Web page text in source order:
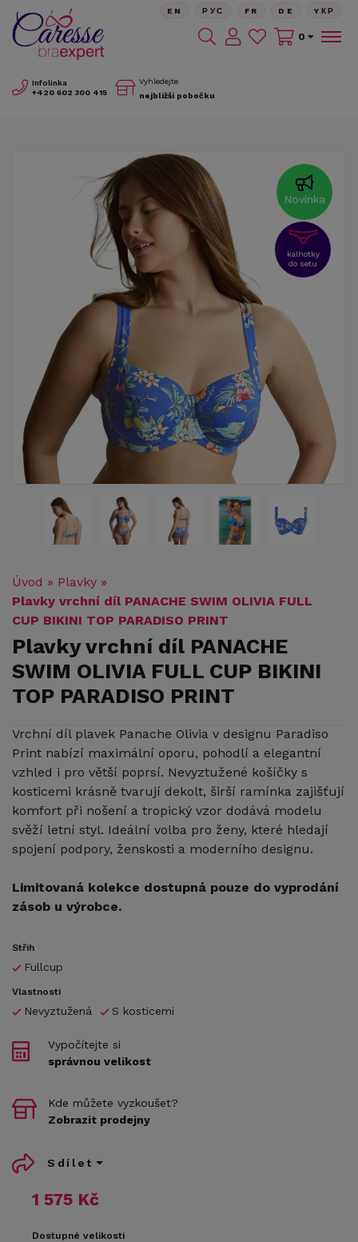
Infolinka
+420 602 300 415
Vyhledejte
nejbližší pobočku
EN РУС FR DE YКР
0
Novinka
kalhotky
do setu
Úvod » Plavky »
Plavky vrchní díl PANACHE SWIM OLIVIA FULL
CUP BIKINI TOP PARADISO PRINT
Plavky vrchní díl PANACHE
SWIM OLIVIA FULL CUP BIKINI
TOP PARADISO PRINT
Vrchní díl plavek Panache Olivia v designu Paradiso
Print nabízí maximální oporu, pohodlí a elegantní
vzhled i pro větší poprsí. Nevyztužené košíčky s
kosticemi krásně tvarují dekolt, širší ramínka zajišťují
komfort při nošení a tropický vzor dodává modelu
svěží letní styl. Ideální volba pro ženy, které hledají
spojení podpory, ženskosti a moderního designu.
Limitovaná kolekce dostupná pouze do vyprodání
zásob u výrobce.
Střih
Fullcup
Vlastnosti
Nevyztužená S kosticemi
1 575 Kč
Dostupné velikosti
Vypočítejte si
správnou velikost
Kde můžete vyzkoušet?
Zobrazit prodejny
Sdílet